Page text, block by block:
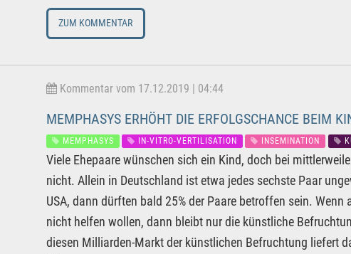
ZUM KOMMENTAR
Kommentar vom 17.12.2019 | 04:44
MEMPHASYS ERHÖHT DIE ERFOLGSCHANCE BEIM
MEMPHASYS IN-VITRO-VERTILISATION INSEMINATION
Viele Ehepaare wünschen sich ein Kind, doch bei
nicht. Allein in Deutschland ist etwa jedes sechste Paar
USA, dann dürften bald 25% der Paare betroffen sein.
nicht helfen wollen, dann bleibt nur die künstliche
diesen Milliarden-Markt der künstlichen Befruchtung liefert